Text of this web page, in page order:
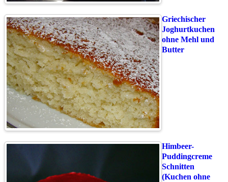
Griechischer
Joghurtkuchen
ohne Mehl und
Butter
Himbeer-
Puddingcreme
Schnitten
(Kuchen ohne